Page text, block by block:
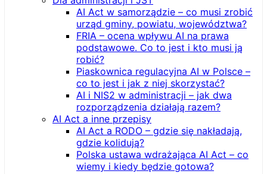
AI Act w samorządzie – co musi zrobić
urząd gminy, powiatu, województwa?
FRIA – ocena wpływu AI na prawa
podstawowe. Co to jest i kto musi ją
robić?
Piaskownica regulacyjna AI w Polsce –
co to jest i jak z niej skorzystać?
AI i NIS2 w administracji – jak dwa
rozporządzenia działają razem?
AI Act a inne przepisy
AI Act a RODO – gdzie się nakładają,
gdzie kolidują?
Polska ustawa wdrażająca AI Act – co
wiemy i kiedy będzie gotowa?